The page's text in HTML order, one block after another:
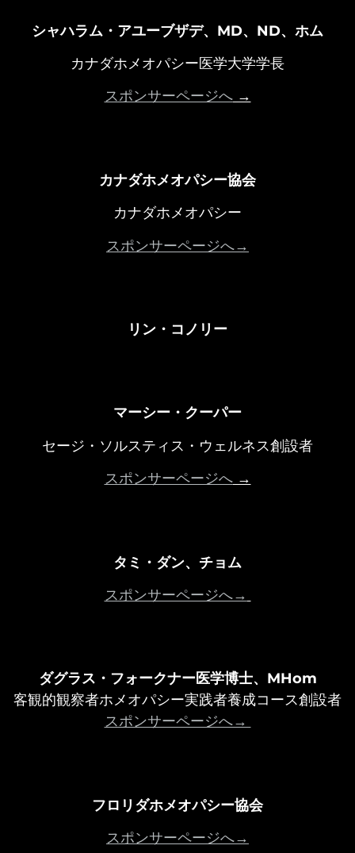
シャハラム・アユーブザデ、MD、ND、ホム
カナダホメオパシー医学大学学長
スポンサーページへ→
カナダホメオパシー協会
カナダホメオパシー
スポンサーページへ→
リン・コノリー
マーシー・クーパー
セージ・ソルスティス・ウェルネス創設者
スポンサーページへ→
タミ・ダン、チョム
スポンサーページへ→
ダグラス・フォークナー医学博士、MHom
客観的観察者ホメオパシー実践者養成コース創設者
スポンサーページへ→
フロリダホメオパシー協会
スポンサーページへ→